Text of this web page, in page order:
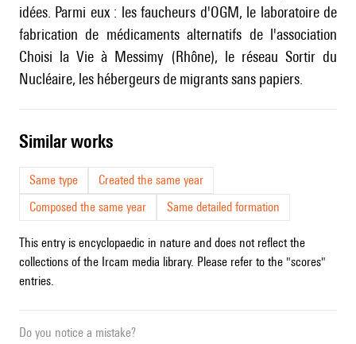
idées. Parmi eux : les faucheurs d'OGM, le laboratoire de
fabrication de médicaments alternatifs de l'association
Choisi la Vie à Messimy (Rhône), le réseau Sortir du
Nucléaire, les hébergeurs de migrants sans papiers.
similar works
Same type
Created the same year
Composed the same year
Same detailed formation
This entry is encyclopaedic in nature and does not reflect the
collections of the Ircam media library. Please refer to the "scores"
entries.
Do you notice a mistake?